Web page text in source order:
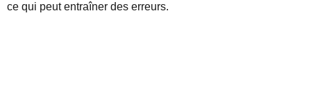
ce qui peut entraîner des erreurs.